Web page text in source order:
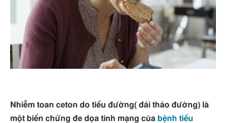
Nhiễm toan ceton do tiểu đường( đái tháo đường) là
một biến chứng đe dọa tính mạng của bệnh tiểu